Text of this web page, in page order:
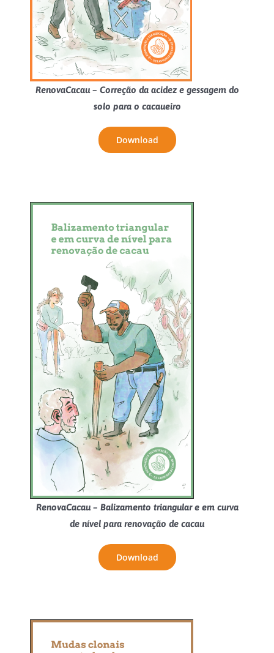
RenovaCacau – Correção da acidez e gessagem do
solo para o cacaueiro
Download
RenovaCacau – Balizamento triangular e em curva
de nível para renovação de cacau
Download